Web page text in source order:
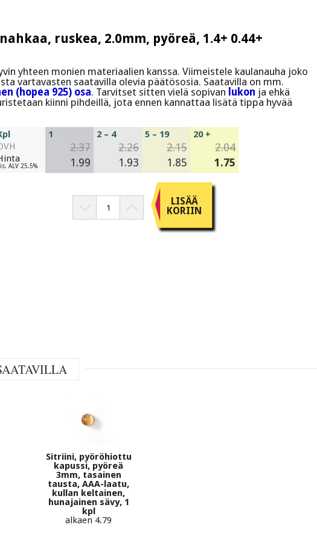
ruskea, 2.0mm, pyöreä, 1.4+ 0.44+
yhteen monien materiaalien kanssa. Viimeistele kaulanauha joko
vartavasten saatavilla olevia päätösosia. Saatavilla on mm.
(hopea 925) osa. Tarvitset sitten vielä sopivan lukon ja ehkä
kiinni pihdeillä, jota ennen kannattaa lisätä tippa hyvää
ALV 25.5%
1
2.37
1.99
2 – 4
2.26
1.93
5 – 19
2.15
1.85
20 +
2.04
1.75
LISÄÄ
KORIIN
Sitriini, pyöröhiottu
kapussi, pyöreä
3mm, tasainen
tausta, AAA-laatu,
kullan keltainen,
hunajainen sävy, 1
kpl
alkaen 4.79